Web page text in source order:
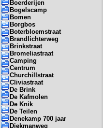
Boerderijen
Bogelscamp
Bomen
Borgbos
Boterbloemstraat
Brandlichterweg
Brinkstraat
Bromeliastraat
Camping
Centrum
Churchillstraat
Cliviastraat
De Brink
De Kafmolen
De Knik
De Teilen
Denekamp 700 jaar
Diekmanweg